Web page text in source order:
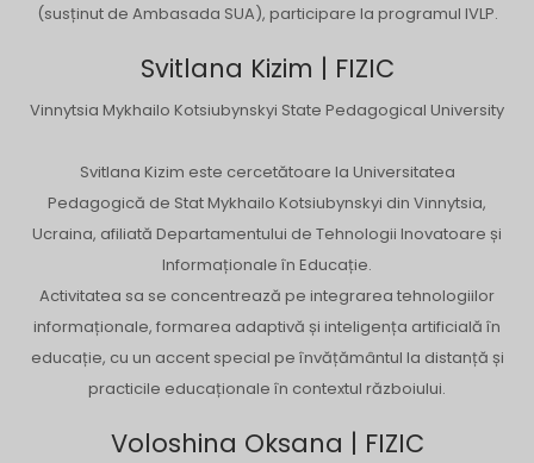
(susținut de Ambasada SUA), participare la programul IVLP.
Svitlana Kizim | FIZIC
Vinnytsia Mykhailo Kotsiubynskyi State Pedagogical University
Svitlana Kizim este cercetătoare la Universitatea
Pedagogică de Stat Mykhailo Kotsiubynskyi din Vinnytsia,
Ucraina, afiliată Departamentului de Tehnologii Inovatoare și
Informaționale în Educație.
Activitatea sa se concentrează pe integrarea tehnologiilor
informaționale, formarea adaptivă și inteligența artificială în
educație, cu un accent special pe învățământul la distanță și
practicile educaționale în contextul războiului.
Voloshina Oksana | FIZIC